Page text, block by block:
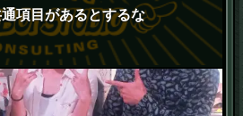
項目があるとするな